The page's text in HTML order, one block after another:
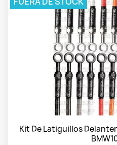
Kit De Latiguillos